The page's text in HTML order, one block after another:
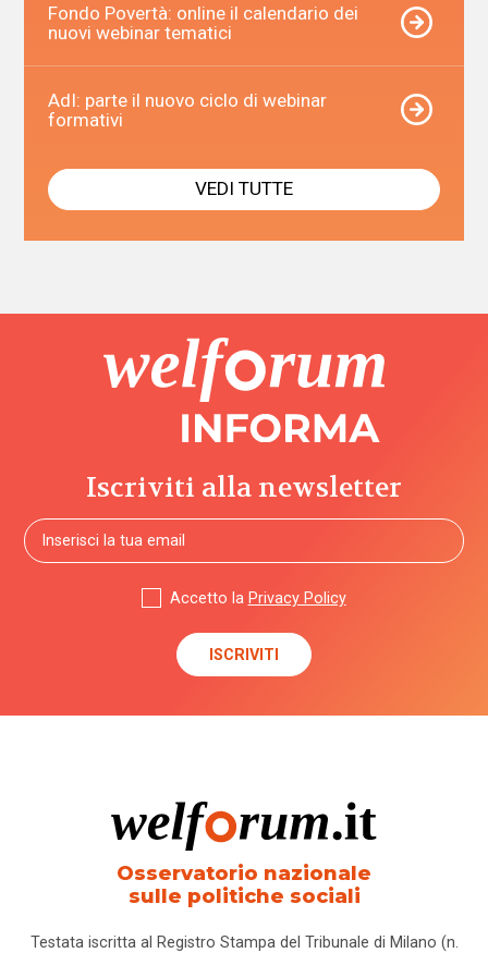
Fondo Povertà: online il calendario dei
nuovi webinar tematici
AdI: parte il nuovo ciclo di webinar
formativi
VEDI TUTTE
Iscriviti alla newsletter
Accetto la Privacy Policy
Osservatorio nazionale
sulle politiche sociali
Testata iscritta al Registro Stampa del Tribunale di Milano (n.